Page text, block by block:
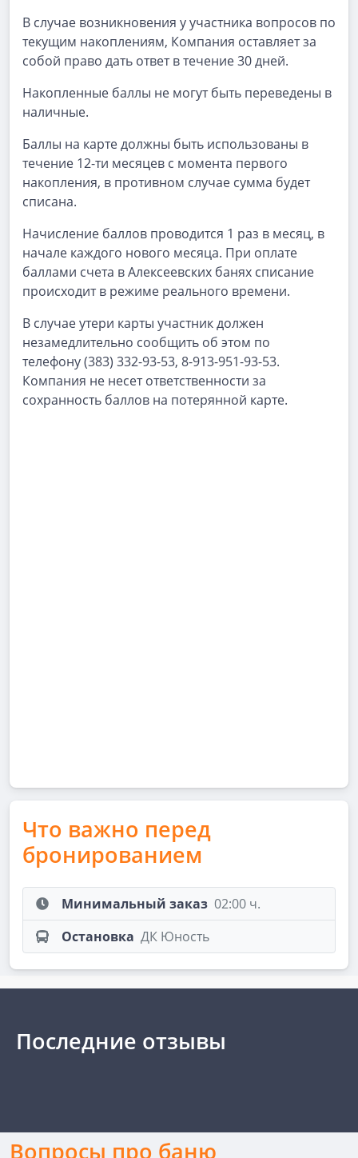
В случае возникновения у участника вопросов по
текущим накоплениям, Компания оставляет за
собой право дать ответ в течение 30 дней.
Накопленные баллы не могут быть переведены в
наличные.
Баллы на карте должны быть использованы в
течение 12-ти месяцев с момента первого
накопления, в противном случае сумма будет
списана.
Начисление баллов проводится 1 раз в месяц, в
начале каждого нового месяца. При оплате
баллами счета в Алексеевских банях списание
происходит в режиме реального времени.
В случае утери карты участник должен
незамедлительно сообщить об этом по
телефону (383) 332-93-53, 8-913-951-93-53.
Компания не несет ответственности за
сохранность баллов на потерянной карте.
Что важно перед
бронированием
Минимальный заказ 02:00 ч.
Остановка ДК Юность
Последние отзывы
Вопросы про баню